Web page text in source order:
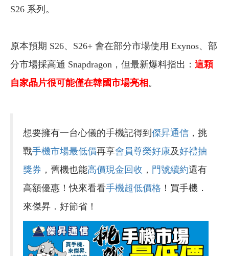
S26 系列。
原本預期 S26、S26+ 會在部分市場使用 Exynos、部
分市場採高通 Snapdragon，但最新爆料指出： 這顆
自家晶片很可能僅在韓國市場亮相 。
想要擁有一台心儀的手機記得到 傑昇通信 ，挑
戰手機市場最低價再享會員尊榮好康及好禮抽
獎券 ，舊機也能高價現金回收 ， 門號續約還有
高額優惠！快來看看手機超低價格 ！買手機．
來傑昇．好節省！